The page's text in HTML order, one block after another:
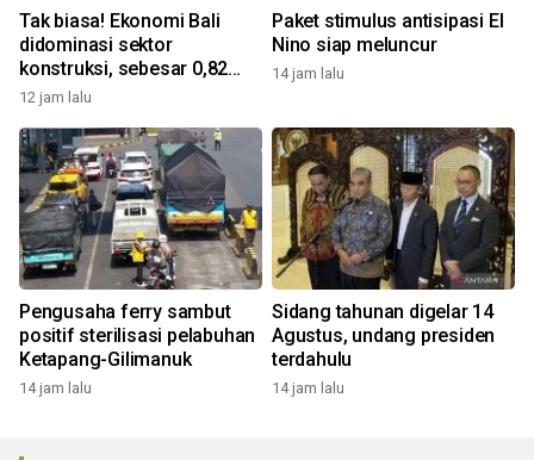
Tak biasa! Ekonomi Bali
didominasi sektor
konstruksi, sebesar 0,82
persen
12 jam lalu
Paket stimulus antisipasi El
Nino siap meluncur
14 jam lalu
Pengusaha ferry sambut
positif sterilisasi pelabuhan
Ketapang-Gilimanuk
14 jam lalu
Sidang tahunan digelar 14
Agustus, undang presiden
terdahulu
14 jam lalu